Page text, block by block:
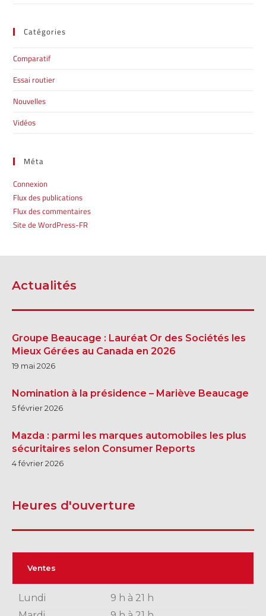
Catégories
Comparatif
Essai routier
Nouvelles
Vidéos
Méta
Connexion
Flux des publications
Flux des commentaires
Site de WordPress-FR
Actualités
Groupe Beaucage : Lauréat Or des Sociétés les
Mieux Gérées au Canada en 2026
19 mai 2026
Nomination à la présidence – Mariève Beaucage
5 février 2026
Mazda : parmi les marques automobiles les plus
sécuritaires selon Consumer Reports
4 février 2026
Heures d'ouverture
Ventes
Lundi
9 h à 21 h